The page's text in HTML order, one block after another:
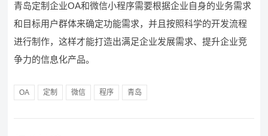
青岛定制企业OA和微信小程序需要根据企业自身的业务需求
和目标用户群体来确定功能需求，并且按照科学的开发流程
进行制作，这样才能打造出满足企业发展需求、提升企业竞
争力的信息化产品。
OA 定制 微信 程序 青岛